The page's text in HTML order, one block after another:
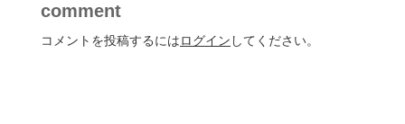
comment
コメントを投稿するにはログイン してください。